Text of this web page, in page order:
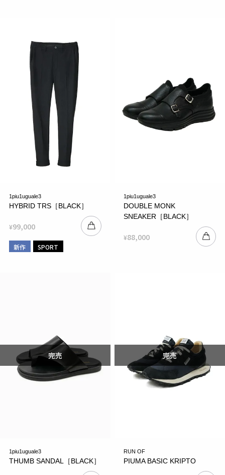
1piu1uguale3
HYBRID TRS［BLACK］
¥99,000
新作 SPORT
1piu1uguale3
DOUBLE MONK
SNEAKER［BLACK］
¥88,000
1piu1uguale3
THUMB SANDAL［BLACK］
RUN OF
PIUMA BASIC KRIPTO